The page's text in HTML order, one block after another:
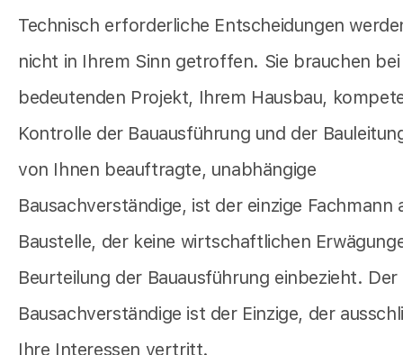
Technisch erforderliche Entscheidungen
nicht in Ihrem Sinn getroffen. Sie brauchen
bedeutenden Projekt, Ihrem Hausbau,
Kontrolle der Bauausführung und der
von Ihnen beauftragte, unabhängige
Bausachverständige, ist der einzige Fachmann
Baustelle, der keine wirtschaftlichen
Beurteilung der Bauausführung einbezieht. Der
Bausachverständige ist der Einzige, der
Ihre Interessen vertritt.